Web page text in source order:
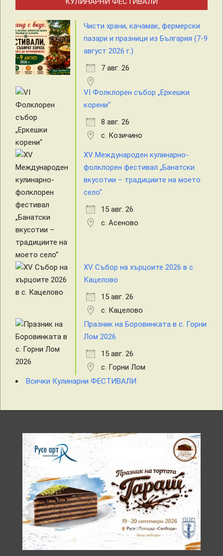
Чисти храни, качамак, фермерски
пазари и празници из България (7-9
август 2026 г.)
7 авг. 26
VI Фолклорен събор „Еркешки
корени“
8 авг. 26
с. Козичино
XV Международен кулинарно-
фолклорен фестивал „Банатски
вкусотии – традициите на моето
село“
15 авг. 26
с. Асеново
XV Събор на хърцоите 2026 в с.
Кацелово
15 авг. 26
с. Кацелово
Празник на Боровинката в с. Горни
Лом 2026
15 авг. 26
с. Горни Лом
Всички Кулинарни ФЕСТИВАЛИ